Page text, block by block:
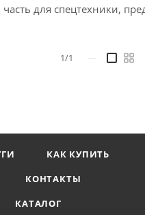
для спецтехники,
1/1
КАК КУПИТЬ
КОНТАКТЫ
КАТАЛОГ